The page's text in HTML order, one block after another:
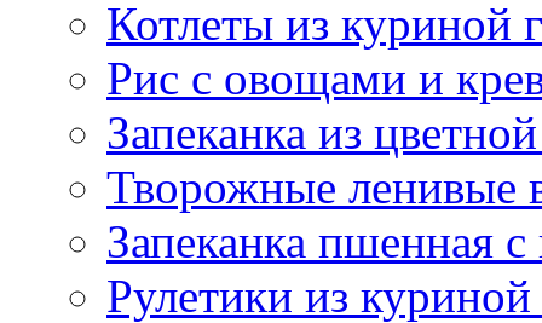
Котлеты из куриной
Рис с овощами и
Запеканка из
Творожные ленивые
Запеканка пшенная
Рулетики из куриной